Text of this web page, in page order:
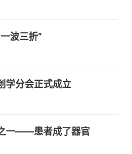
波三折”
学分会正式成立
一——患者成了器官